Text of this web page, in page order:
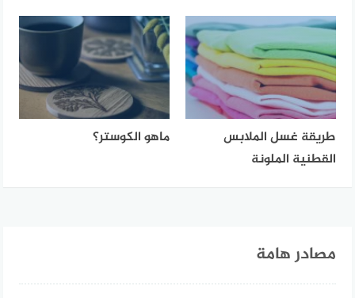
طريقة غسل الملابس
القطنية الملونة
ماهو الكوستر؟
مصادر هامة